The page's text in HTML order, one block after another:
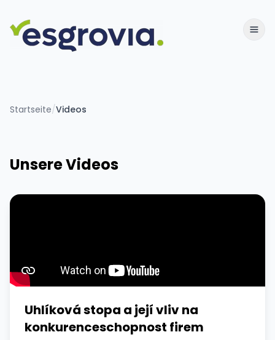
Startseite/Videos
Unsere Videos
Uhlíková stopa a její vliv na
konkurenceschopnost firem